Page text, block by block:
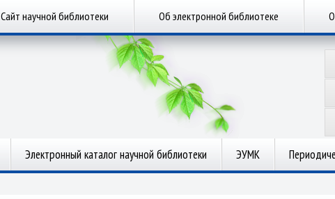
Сайт научной библиотеки Об электронной библиотеке
Электронный каталог научной библиотеки ЭУМК